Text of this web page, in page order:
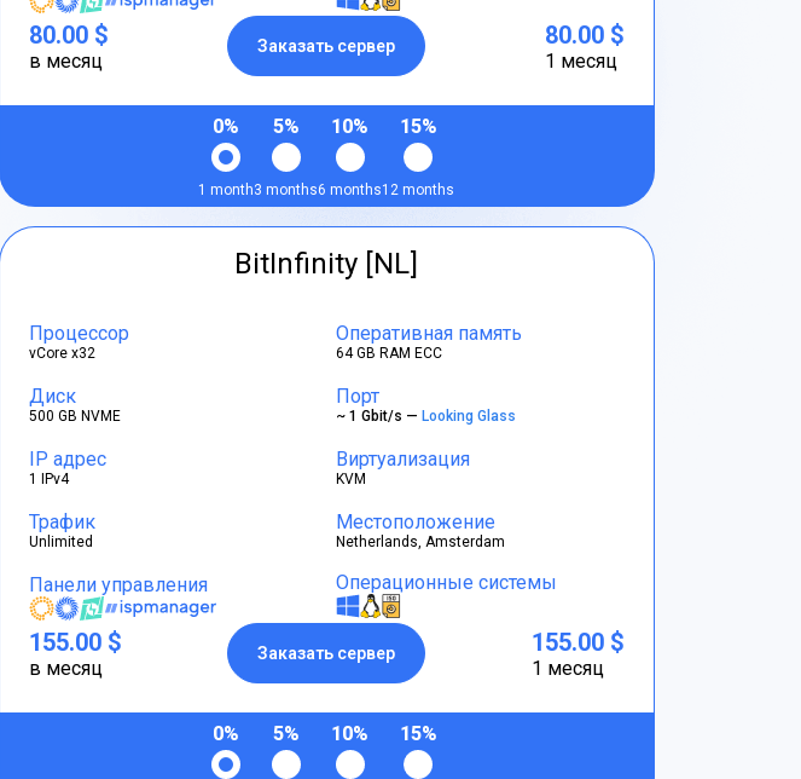
80.00 $
в месяц
Заказать сервер 80.00 $
1 месяц
0%
1 month
5%
3 months
10%
6 months
15%
12 months
BitInfinity [NL]
Процессор
vCore x32
Оперативная память
64 GB RAM ECC
Диск
500 GB NVME
Порт
~ 1 Gbit/s —Looking Glass
IP адрес
1 IPv4
Виртуализация
KVM
Трафик
Unlimited
Местоположение
Netherlands, Amsterdam
Панели управления Операционные системы
155.00 $
в месяц
Заказать сервер 155.00 $
1 месяц
0% 5% 10% 15%